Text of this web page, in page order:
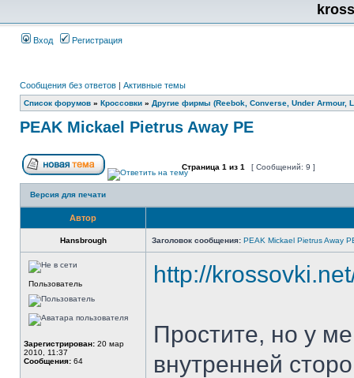
Вход Регистрация
Сообщения без ответов | Активные темы
Список форумов » Кроссовки » Другие фирмы (Reebok, Converse, Under Armour,
PEAK Mickael Pietrus Away PE
Страница 1 из 1 [ Сообщений: 9 ]
Версия для печати
Автор
Hansbrough Заголовок сообщения: PEAK Mickael Pietrus Away
Пользователь
Зарегистрирован: 20 мар
2010, 11:37
Сообщения: 64
http://
Простите, но у
внутренней